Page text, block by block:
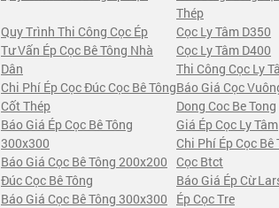
Thép
Quy Trình Thi Công Cọc Ép Cọc Ly Tâm D350
Tư Vấn Ép Cọc Bê Tông Nhà
Dân
Cọc Ly Tâm D400
Thi Công Cọc Ly
Chi Phí Ép Cọc Đúc Cọc Bê Tông
Cốt Thép
Báo Giá Cọc
Dong Coc Be Tong
Báo Giá Ép Cọc Bê Tông
300x300
Giá Ép Cọc Ly Tâm
Chi Phí Ép Cọc Bê
Báo Giá Cọc Bê Tông 200x200 Cọc Btct
Đúc Cọc Bê Tông Báo Giá Ép Cừ
Báo Giá Cọc Bê Tông 300x300 Ép Cọc Tre